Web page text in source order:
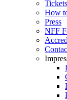
Tickets
How
Press
NFF